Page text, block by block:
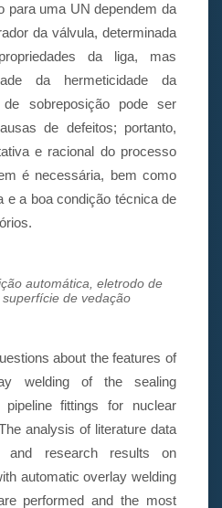
para uma UN dependem da
da válvula, determinada
da liga, mas
da hermeticidade da
de sobreposição pode ser
de defeitos; portanto,
e racional do processo
é necessária, bem como
e a boa condição técnica de
automática, eletrodo de
de vedação
about the features of
welding of the sealing
fittings for nuclear
analysis of literature data
and research results on
automatic overlay welding
performed and the most